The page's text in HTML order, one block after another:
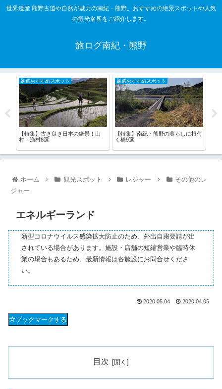
世界遺産 熊野古道や自然が魅力の南紀・熊野。おすすめの絶景スポットや人気
の観光名所をご紹介します。
旅ログ南紀・熊野
厳選おすすめスポット
【特集】古き良き日本の絶景！山
村・漁村8選
厳選おすすめスポット
【特集】南紀・熊野の暮らしに根付
く橋9選
ホーム 観光スポット レジャー
その他のレ
ジャー
エネルギーランド
新型コロナウイルス感染拡大防止のため、外出自粛要請が出
されている場合があります。施設・店舗の短縮営業や臨時休
業の場合もあるため、最新情報は各施設にお問合せくださ
い。
2020.05.04 2020.04.05
ブックマークする
目次